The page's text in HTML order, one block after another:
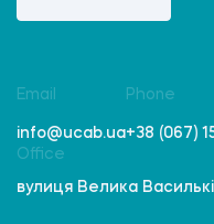
Email
info@ucab.ua
Phone
+38 (067)
Office
вулиця Велика